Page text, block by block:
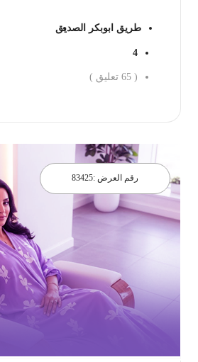
طريق ابوبكر الصديق
65 تعليق )
رقم العرض : 83425